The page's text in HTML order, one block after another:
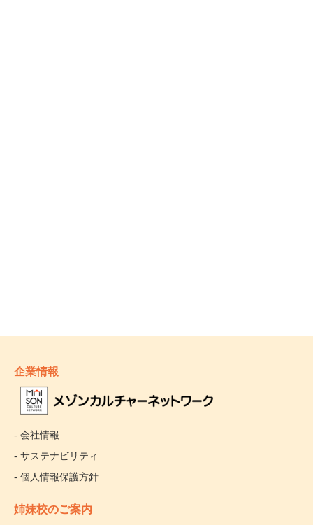
企業情報
- 会社情報
- サステナビリティ
- 個人情報保護方針
姉妹校のご案内